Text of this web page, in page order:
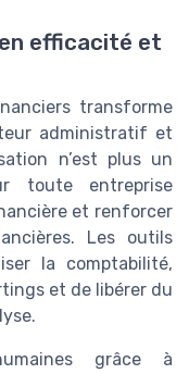
efficacité et
transforme
administratif et
n’est plus un
toute entreprise
et renforcer
Les outils
la comptabilité,
et de libérer du
grâce à